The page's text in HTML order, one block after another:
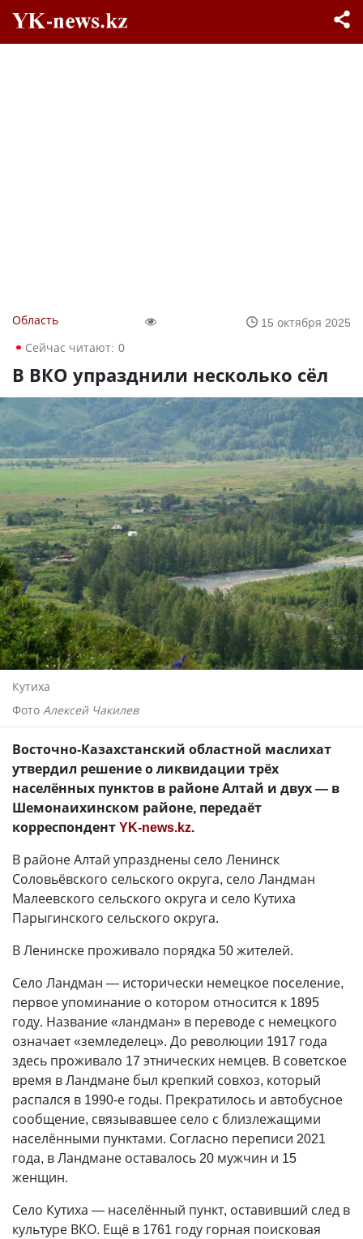
Область
15 октября 2025
Сейчас читают: 0
В ВКО упразднили несколько сёл
Кутиха
Фото Алексей Чакилев
Восточно-Казахстанский областной маслихат
утвердил решение о ликвидации трёх
населённых пунктов в районе Алтай и двух — в
Шемонаихинском районе, передаёт
корреспондентYK-news.kz.
В районе Алтай упразднены село Ленинск
Соловьёвского сельского округа, село Ландман
Малеевского сельского округа и село Кутиха
Парыгинского сельского округа.
В Ленинске проживало порядка 50 жителей.
Село Ландман — исторически немецкое поселение,
первое упоминание о котором относится к 1895
году. Название «ландман» в переводе с немецкого
означает «земледелец». До революции 1917 года
здесь проживало 17 этнических немцев. В советское
время в Ландмане был крепкий совхоз, который
распался в 1990-е годы. Прекратилось и автобусное
сообщение, связывавшее село с близлежащими
населёнными пунктами. Согласно переписи 2021
года, в Ландмане оставалось 20 мужчин и 15
женщин.
Село Кутиха — населённый пункт, оставивший след в
культуре ВКО. Ещё в 1761 году горная поисковая